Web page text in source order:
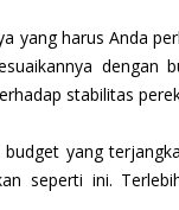
yang harus Anda
dengan
stabilitas
yang
seperti ini.